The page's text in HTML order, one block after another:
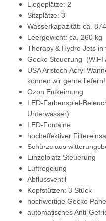
Liegeplätze: 2
Sitzplätze: 3
Wasserkapazität: ca.
Leergewicht: ca. 260 kg
Therapy & Hydro Jets
Gecko Steuerung
(WiFI
USA Aristech Acryl
können wir gerne liefern!
Ozon Entkeimung
LED-Farbenspiel-
Unterwasser)
LED-Fontaine
hocheffektiver
Schürze aus
Einzelplatz Steuerung
Luftregelung
Abflussventil
Kopfstützen: 3 Stück
hochwertige Gecko
automatisches Anti-